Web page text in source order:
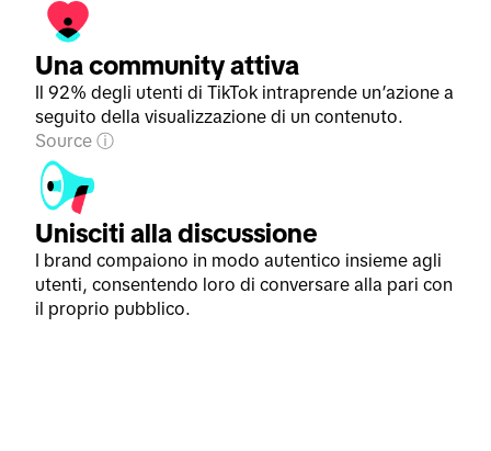
Una community attiva
Il 92% degli utenti di TikTok intraprende un’azione a
seguito della visualizzazione di un contenuto.
Source
Unisciti alla discussione
I brand compaiono in modo autentico insieme agli
utenti, consentendo loro di conversare alla pari con
il proprio pubblico.